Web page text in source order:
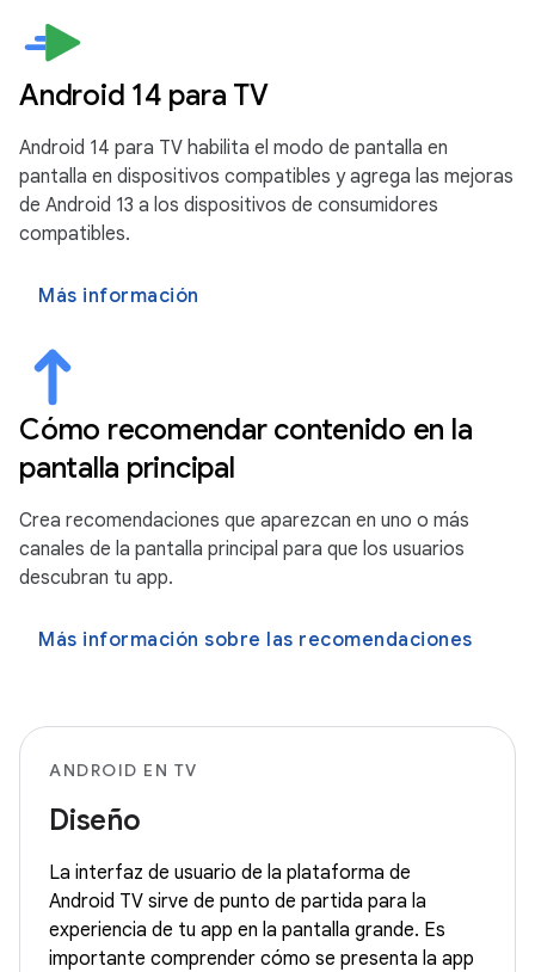
Android 14 para TV
Android 14 para TV habilita el modo de pantalla en
pantalla en dispositivos compatibles y agrega las mejoras
de Android 13 a los dispositivos de consumidores
compatibles.
Más información
Cómo recomendar contenido en la
pantalla principal
Crea recomendaciones que aparezcan en uno o más
canales de la pantalla principal para que los usuarios
descubran tu app.
Más información sobre las recomendaciones
ANDROID EN TV
Diseño
La interfaz de usuario de la plataforma de
Android TV sirve de punto de partida para la
experiencia de tu app en la pantalla grande. Es
importante comprender cómo se presenta la app